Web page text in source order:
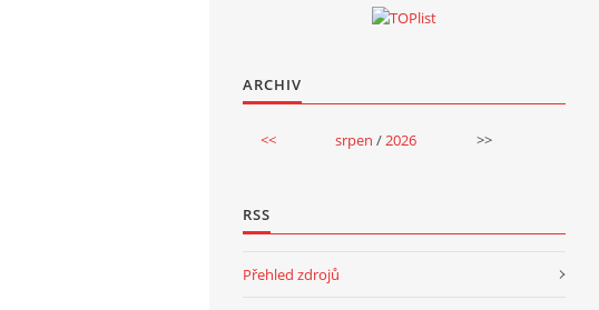
ARCHIV
<< srpen /2026 >>
RSS
Přehled zdrojů